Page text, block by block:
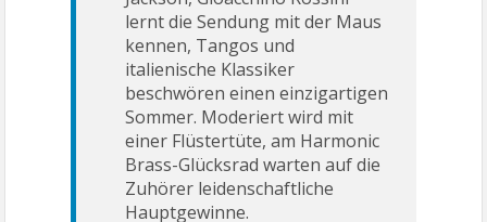
lernt die Sendung mit der Maus
kennen, Tangos und
italienische Klassiker
beschwören einen einzigartigen
Sommer. Moderiert wird mit
einer Flüstertüte, am Harmonic
Brass-Glücksrad warten auf die
Zuhörer leidenschaftliche
Hauptgewinne.